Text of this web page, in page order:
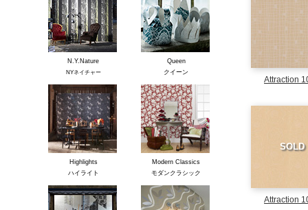
Attraction
SOLD
Attraction
N.Y.Nature
NYネイチャー
Queen
クイーン
Highlights
ハイライト
Modern Classics
モダンクラシック